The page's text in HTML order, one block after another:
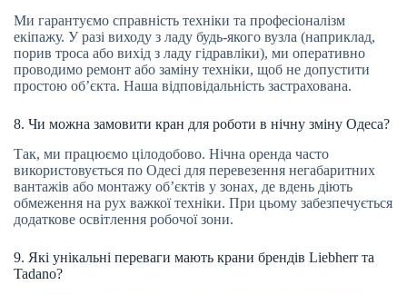
Ми гарантуємо справність техніки та професіоналізм
екіпажу. У разі виходу з ладу будь-якого вузла (наприклад,
порив троса або вихід з ладу гідравліки), ми оперативно
проводимо ремонт або заміну техніки, щоб не допустити
простою об’єкта. Наша відповідальність застрахована.
8. Чи можна замовити кран для роботи в нічну зміну Одеса?
Так, ми працюємо цілодобово. Нічна оренда часто
використовується по Одесі для перевезення негабаритних
вантажів або монтажу об’єктів у зонах, де вдень діють
обмеження на рух важкої техніки. При цьому забезпечується
додаткове освітлення робочої зони.
9. Які унікальні переваги мають крани брендів Liebherr та
Tadano?